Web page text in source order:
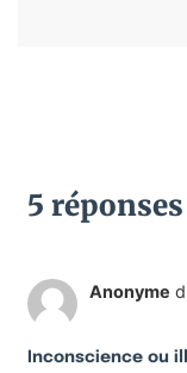
5 réponses
Anonyme
Inconscience ou ill